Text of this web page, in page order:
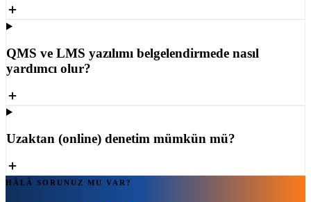
QMS ve LMS yazılımı belgelendirmede nasıl
yardımcı olur?
Uzaktan (online) denetim mümkün mü?
HÂLÂ SORUNUZ MU VAR?